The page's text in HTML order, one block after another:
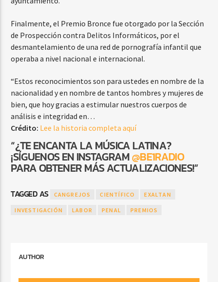
Finalmente, el Premio Bronce fue otorgado por la Sección
de Prospección contra Delitos Informáticos, por el
desmantelamiento de una red de pornografía infantil que
operaba a nivel nacional e internacional.
“Estos reconocimientos son para ustedes en nombre de la
nacionalidad y en nombre de tantos hombres y mujeres de
bien, que hoy gracias a estimular nuestros cuerpos de
análisis e integridad en…
Crédito: Lee la historia completa aquí
“¿TE ENCANTA LA MÚSICA LATINA?
¡SÍGUENOS EN INSTAGRAM@BE1RADIO
PARA OBTENER MÁS ACTUALIZACIONES!”
TAGGED AS CANGREJOS CIENTÍFICO EXALTAN
INVESTIGACIÓN LABOR PENAL PREMIOS
AUTHOR